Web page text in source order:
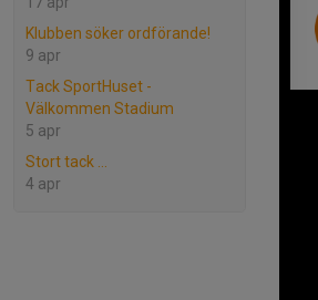
Klubben söker ordförande!
9 apr
Tack SportHuset -
Välkommen Stadium
5 apr
Stort tack …
4 apr